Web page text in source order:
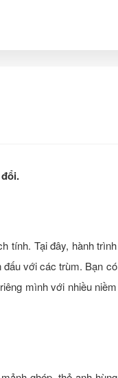
tính. Tại đây, hành trình
đấu với các trùm. Bạn có
mình với nhiều niềm